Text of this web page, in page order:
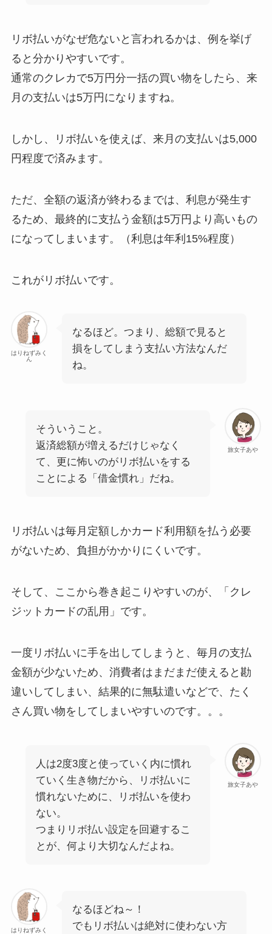
リボ払いがなぜ危ないと言われるかは、例を挙げ
ると分かりやすいです。
通常のクレカで5万円分一括の買い物をしたら、来
月の支払いは5万円になりますね。
しかし、リボ払いを使えば、来月の支払いは5,000
円程度で済みます。
ただ、全額の返済が終わるまでは、利息が発生す
るため、最終的に支払う金額は5万円より高いもの
になってしまいます。（利息は年利15%程度）
これがリボ払いです。
はりねずみく
ん
なるほど。つまり、総額で見ると
損をしてしまう支払い方法なんだ
ね。
旅女子あや
そういうこと。
返済総額が増えるだけじゃなく
て、更に怖いのがリボ払いをする
ことによる「借金慣れ」だね。
リボ払いは毎月定額しかカード利用額を払う必要
がないため、負担がかかりにくいです。
そして、ここから巻き起こりやすいのが、「クレ
ジットカードの乱用」です。
一度リボ払いに手を出してしまうと、毎月の支払
金額が少ないため、消費者はまだまだ使えると勘
違いしてしまい、結果的に無駄遣いなどで、たく
さん買い物をしてしまいやすいのです。。。
旅女子あや
人は2度3度と使っていく内に慣れ
ていく生き物だから、リボ払いに
慣れないために、リボ払いを使わ
ない。
つまりリボ払い設定を回避するこ
とが、何より大切なんだよね。
はりねずみく
なるほどね～！
でもリボ払いは絶対に使わない方